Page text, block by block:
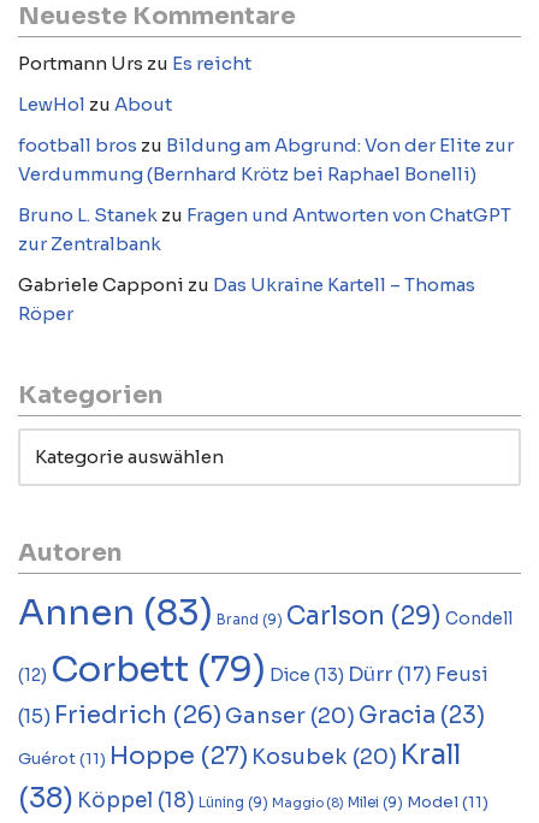
Neueste Kommentare
Portmann Urs zu Es reicht
LewHol zu About
football bros zu Bildung am Abgrund: Von der Elite zur
Verdummung (Bernhard Krötz bei Raphael Bonelli)
Bruno L. Stanek zu Fragen und Antworten von ChatGPT
zur Zentralbank
Gabriele Capponi zu Das Ukraine Kartell – Thomas
Röper
Kategorien
Autoren
Annen (83) Brand (9) Carlson (29) Condell
(12) Corbett (79) Dice (13) Dürr (17) Feusi
(15) Friedrich (26) Ganser (20) Gracia (23)
Guérot(11) Hoppe (27) Kosubek (20) Krall
(38) Köppel (18) Lüning (9) Maggio (8) Milei (9) Model (11)